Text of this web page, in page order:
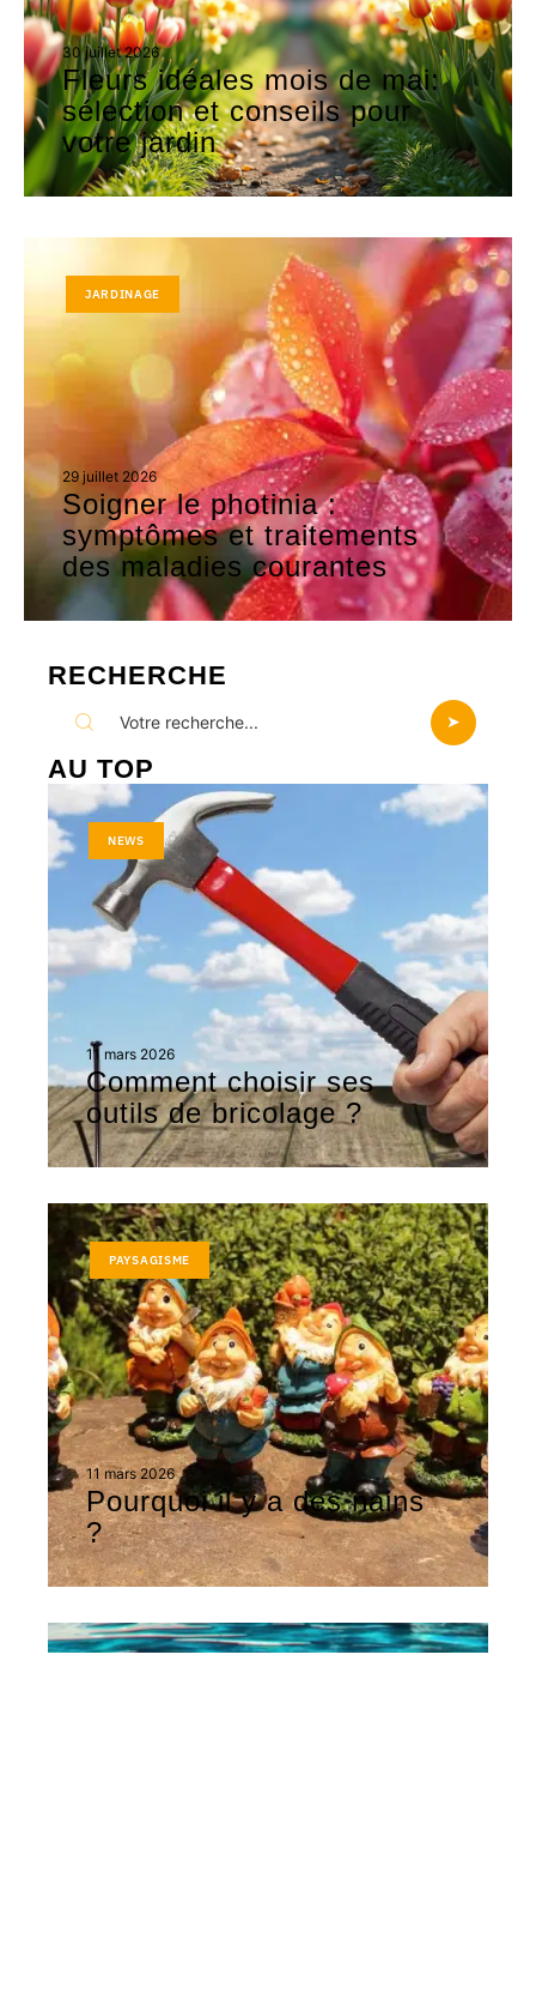
30 juillet 2026
Fleurs idéales mois de mai:
sélection et conseils pour
votre jardin
JARDINAGE
29 juillet 2026
Soigner le photinia :
symptômes et traitements
des maladies courantes
RECHERCHE
AU TOP
NEWS
11 mars 2026
Comment choisir ses
outils de bricolage ?
PAYSAGISME
11 mars 2026
Pourquoi il y a des nains
?